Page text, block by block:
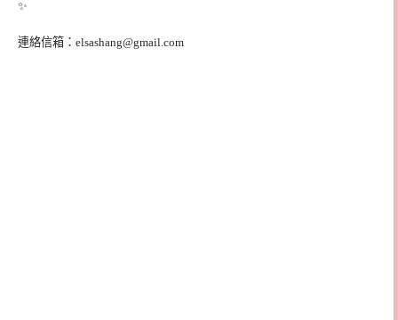
✨
連絡信箱： elsashang@gmail.com